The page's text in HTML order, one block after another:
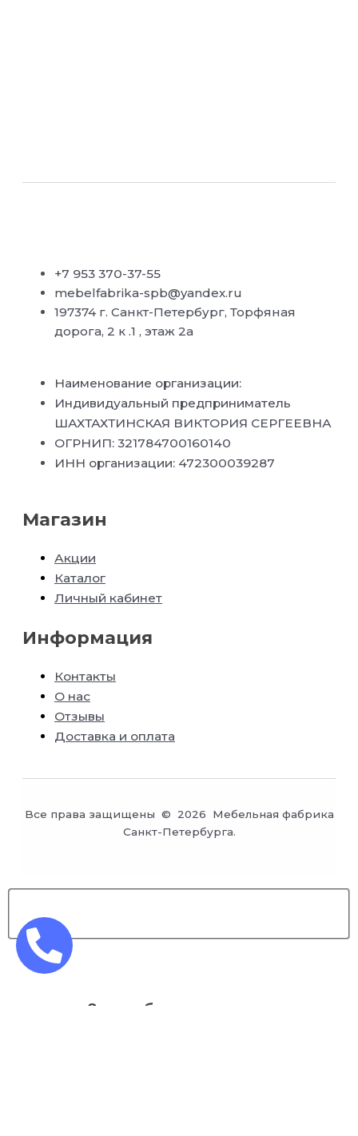
+7 953 370-37-55
mebelfabrika-spb@yandex.ru
197374 г. Санкт-Петербург, Торфяная
дорога, 2 к .1 , этаж 2а
Наименование организации:
Индивидуальный предприниматель
ШАХТАХТИНСКАЯ ВИКТОРИЯ СЕРГЕЕВНА
ОГРНИП: 321784700160140
ИНН организации: 472300039287
Магазин
Акции
Каталог
Личный кабинет
Информация
Контакты
О нас
Отзывы
Доставка и оплата
Все права защищены © 2026 Мебельная фабрика
Санкт-Петербурга.
Заказ обратного звонка